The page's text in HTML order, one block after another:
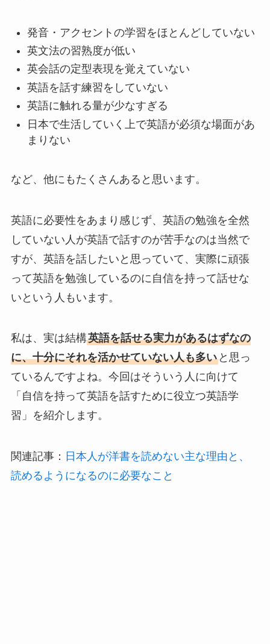
発音・アクセントの学習をほとんどしていない
英文法の習熟度が低い
英会話の定型表現を覚えていない
英語を話す練習をしていない
英語に触れる量が少なすぎる
日本で生活していく上で英語が必須な場面があ
まりない
など、他にもたくさんあると思います。
英語に必要性をあまり感じず、英語の勉強を全然
していない人が英語で話すのが苦手なのは当然で
すが、英語を話したいと思っていて、実際に頑張
って英語を勉強しているのに自信を持って話せな
いという人もいます。
私は、実は結構英語を話せる実力があるはずなの
に、十分にそれを活かせていない人も多いと思っ
ているんですよね。今回はそういう人に向けて
「自信を持って英語を話すために役立つ英語学
習」を紹介します。
関連記事： 日本人が洋書を読めない主な理由と、
読めるようになるのに必要なこと